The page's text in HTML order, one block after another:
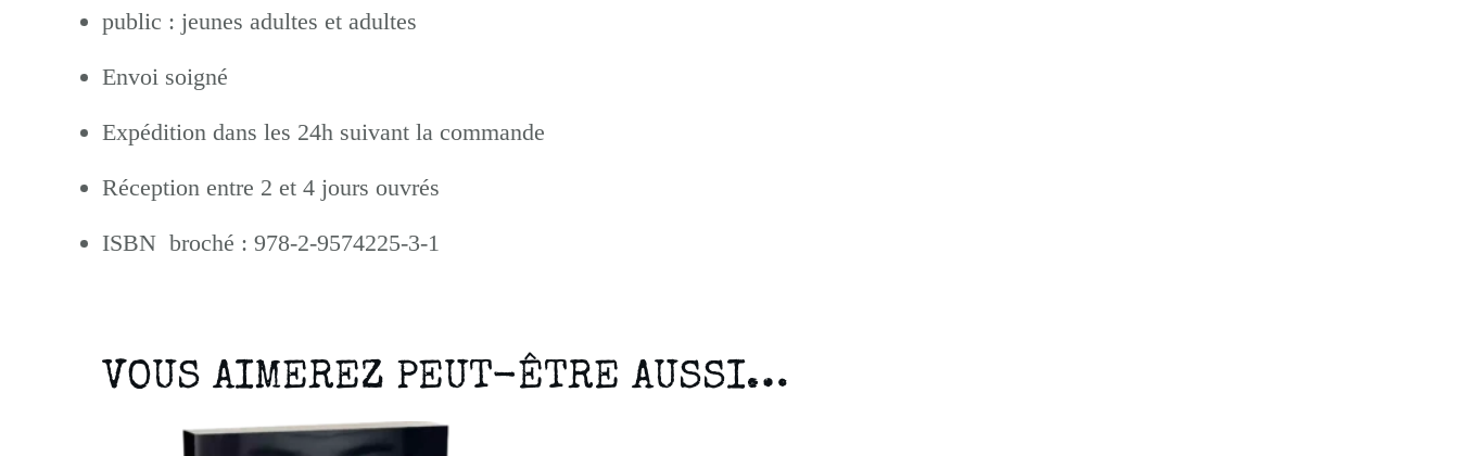
public : jeunes adultes et adultes
Envoi soigné
Expédition dans les 24h suivant la commande
Réception entre 2 et 4 jours ouvrés
ISBN broché : 978-2-9574225-3-1
VOUS AIMEREZ PEUT-ÊTRE AUSSI…